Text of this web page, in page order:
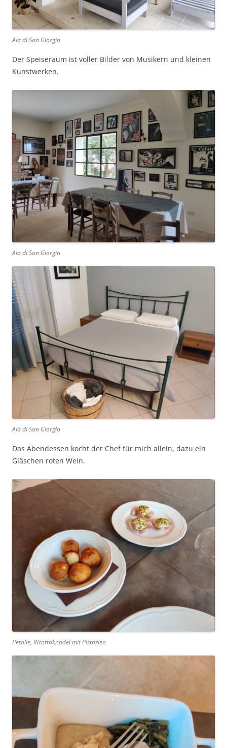
Aia di San Giorgio
Der Speiseraum ist voller Bilder von Musikern und kleinen
Kunstwerken.
Aia di San Giorgio
Aia di San Giorgio
Das Abendessen kocht der Chef für mich allein, dazu ein
Gläschen roten Wein.
Petolle, Ricottaknödel mit Pistazien